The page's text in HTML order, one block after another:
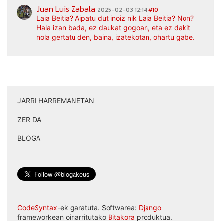
Juan Luis Zabala 2025-02-03 12:14#10
Laia Beitia? Aipatu dut inoiz nik Laia Beitia? Non?
Hala izan bada, ez daukat gogoan, eta ez dakit
nola gertatu den, baina, izatekotan, ohartu gabe.
JARRI HARREMANETAN
ZER DA
BLOGA
CodeSyntax-ek garatuta. Softwarea: Django
frameworkean oinarritutako Bitakora produktua.